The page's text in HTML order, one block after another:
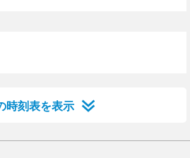
時刻表を表示